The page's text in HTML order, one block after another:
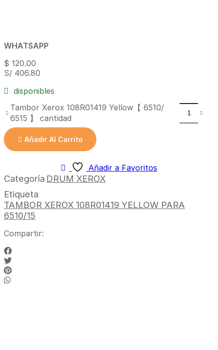
WHATSAPP
$ 120.00
S/ 406.80
disponibles
Tambor Xerox 108R01419 Yellow【 6510/
6515 】 cantidad
Añadir Al Carrito
Añadir a Favoritos
Categoría DRUM XEROX
Etiqueta
TAMBOR XEROX 108R01419 YELLOW PARA
6510/15
Compartir: